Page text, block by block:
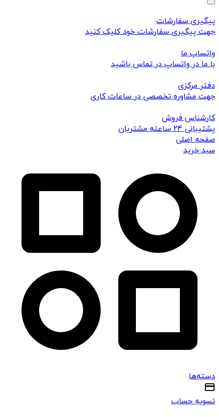
پیگیری سفارشات
جهت پیگیری سفارشات خود کلیک کنید
واتساپ ما
با ما در واتساپ در تماس باشید
دفتر مرکزی
جهت مشاوره تخصصی در ساعات کاری
کارشناس فروش
پشتیبانی 24 ساعته مشتریان
صفحه اصلی
سبد خرید
دسته‌ها
تسویه حساب